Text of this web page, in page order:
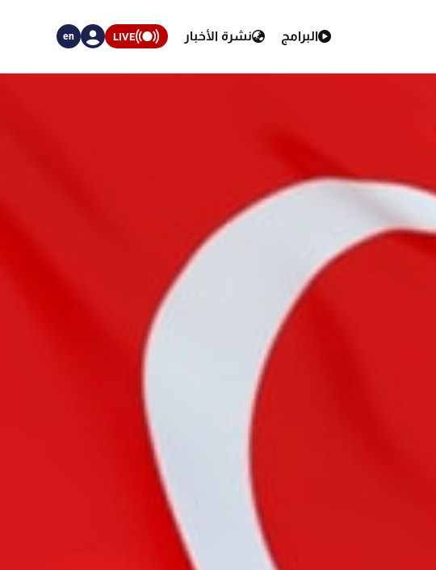
البرامج نشرة الأخبار LIVE
en